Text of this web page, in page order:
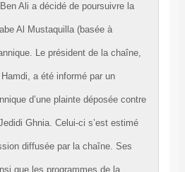
président Ben Ali a décidé de poursuivre
arabe Al Mustaquilla (basée à
le sol britannique. Le président de la
el Hachmi Hamdi, a été informé par un
britannique d’une plainte déposée
tunisien Jedidi Ghnia. Celui-ci s’est
d’une émission diffusée par la chaîne. Ses
ainsi que les programmes de la